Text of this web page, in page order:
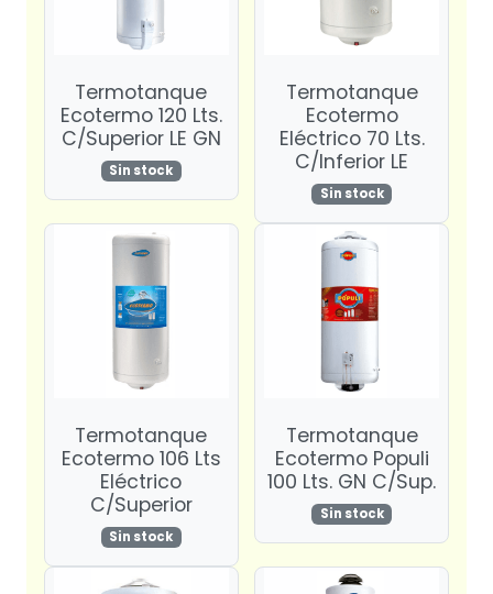
Termotanque
Ecotermo 120 Lts.
C/Superior LE GN
Sin stock
Termotanque
Ecotermo
Eléctrico 70 Lts.
C/Inferior LE
Sin stock
Termotanque
Ecotermo 106 Lts
Eléctrico
C/Superior
Sin stock
Termotanque
Ecotermo Populi
100 Lts. GN C/Sup.
Sin stock